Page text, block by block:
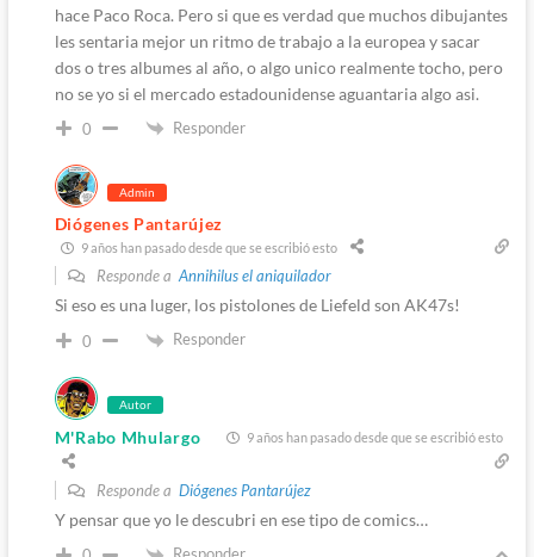
hace Paco Roca. Pero si que es verdad que muchos dibujantes
les sentaria mejor un ritmo de trabajo a la europea y sacar
dos o tres albumes al año, o algo unico realmente tocho, pero
no se yo si el mercado estadounidense aguantaria algo asi.
0 Responder
Admin
Diógenes Pantarújez
9 años han pasado desde que se escribió esto
Responde aAnnihilus el aniquilador
Si eso es una luger, los pistolones de Liefeld son AK47s!
0 Responder
Autor
M'Rabo Mhulargo 9 años han pasado desde que se escribió esto
Responde a Diógenes Pantarújez
Y pensar que yo le descubri en ese tipo de comics…